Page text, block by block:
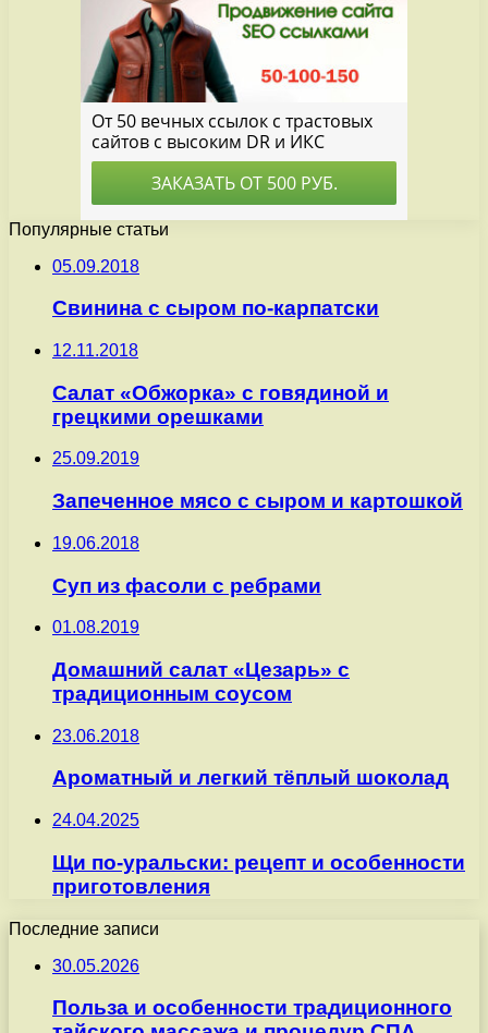
Популярные статьи
05.09.2018
Свинина с сыром по-карпатски
12.11.2018
Салат «Обжорка» с говядиной и
грецкими орешками
25.09.2019
Запеченное мясо с сыром и картошкой
19.06.2018
Суп из фасоли с ребрами
01.08.2019
Домашний салат «Цезарь» с
традиционным соусом
23.06.2018
Ароматный и легкий тёплый шоколад
24.04.2025
Щи по-уральски: рецепт и особенности
приготовления
Последние записи
30.05.2026
Польза и особенности традиционного